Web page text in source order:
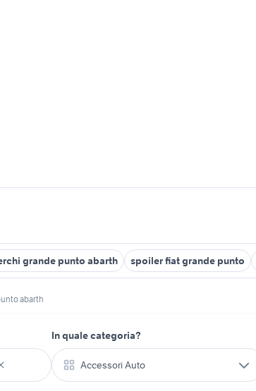
grande punto abarth spoiler fiat grande punto
abarth
In quale categoria?
Accessori Auto